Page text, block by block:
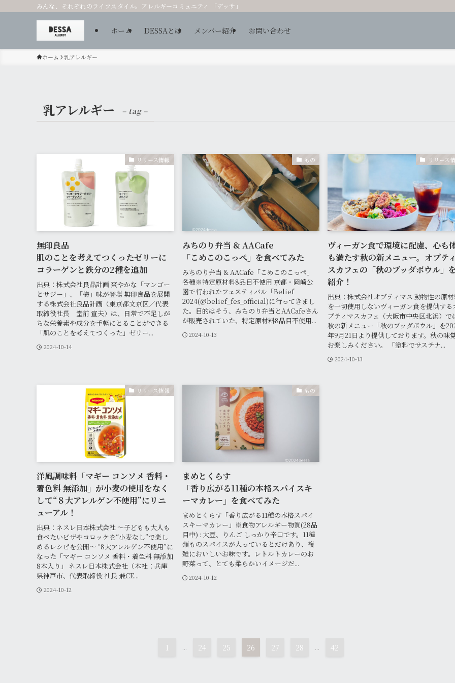
みんな、それぞれのライフスタイル。アレルギーコミュニティ 「デッサ」
ホーム DESSAとは メンバー紹介 お問い合わせ
ホーム 乳アレルギー
乳アレルギー – tag –
リリース情報
無印良品
肌のことを考えてつくったゼリーに
コラーゲンと鉄分の2種を追加
出典：株式会社良品計画 爽やかな「マンゴー
とサジー」、「梅」味が登場 無印良品を展開
する株式会社良品計画（東京都文京区／代表
取締役社長 堂前 宣夫）は、日常で不足しが
ちな栄養素や成分を手軽にとることができる
「肌のことを考えてつくった」ゼリー...
2024-10-14
もの
みちのり弁当 & AACafe
「こめこのこっぺ」を食べてみた
みちのり弁当 & AACafe「こめこのこっぺ」
各種※特定原材料8品目不使用 京都・岡崎公
園で行われたフェスティバル「Belief
2024(@belief_fes_official)に行ってきまし
た。目的はそう、みちのり弁当とAACafeさん
が販売されていた、特定原材料8品目不使用...
2024-10-13
リリース
ヴィーガン食で環境に配慮、心も
も満たす秋の新メニュー。オプテ
スカフェの「秋のブッダボウル」
紹介！
出典：株式会社オプティマス 動物性の原
を一切使用しないヴィーガン食を提供する
プティマスカフェ（大阪市中央区北浜）で
秋の新メニュー「秋のブッダボウル」を
年9月21日より提供しております。秋の味
お楽しみください。 「塗料でサステナ...
2024-10-13
リリース情報
洋風調味料「マギー コンソメ 香料・
着色料 無添加」が小麦の使用をなく
して“８大アレルゲン不使用”にリニ
ューアル！
出典：ネスレ日本株式会社 ～子どもも大人も
食べたいピザやコロッケを“小麦なし”で楽し
めるレシピを公開～ “8大アレルゲン不使用”に
なった「マギー コンソメ 香料・着色料 無添加
8本入り」 ネスレ日本株式会社（本社：兵庫
県神戸市、代表取締役 社長 兼CE...
2024-10-12
もの
まめとくらす
「香り広がる11種の本格スパイスキ
ーマカレー」を食べてみた
まめとくらす「香り広がる11種の本格スパイ
スキーマカレー」※食物アレルギー物質(28品
目中) : 大豆、りんご しっかり辛口です。11種
類ものスパイスが入っているとだけあり、複
雑においしいお味です。レトルトカレーのお
野菜って、とても柔らかいイメージだ...
2024-10-12
1 ... 24 25 26 27 28 ... 42